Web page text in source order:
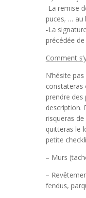
-La remise
puces, … au
-La
précédée
Comment
N’hésite
constateras
prendre
description.
risqueras
quitteras le
petite
– Murs
–
fendus,